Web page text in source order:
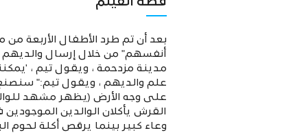
بعد أن تم طرد الأطفال الأربعة
أنفسهم" من خلال إرسال والديهم
مدينة مزدحمة ، ويقول تيم ،
علم والديهم ، ويقول تيم:" سنصنع
على وجه الأرض (يظهر مشهد
القرش يأكلان الوالدين
وعاء كبير بينما يرقص أكلة